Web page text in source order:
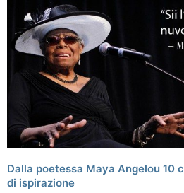
Dalla poetessa Maya Angelou 10
di ispirazione